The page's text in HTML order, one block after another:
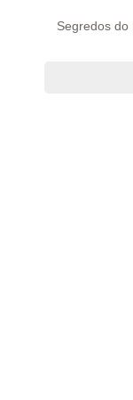
Segredos do